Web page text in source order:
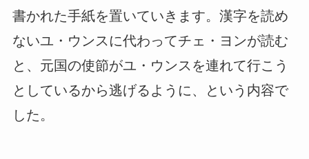
書かれた手紙を置いていきます。漢字を読め
ないユ・ウンスに代わってチェ・ヨンが読む
と、元国の使節がユ・ウンスを連れて行こう
としているから逃げるように、という内容で
した。